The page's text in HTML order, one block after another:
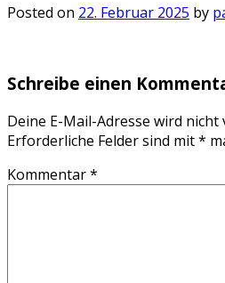
Posted on 22. Februar 2025 by
Schreibe einen
Deine E-Mail-Adresse wird
Erforderliche Felder sind mit*
Kommentar*